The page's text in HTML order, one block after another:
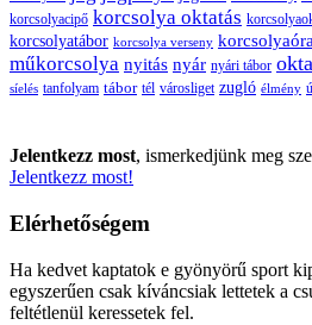
korcsolyacipő korcsolya oktatás
korcsolyatábor korcsolya verseny
műkorcsolya nyitás nyár nyári tábor
síelés tanfolyam tábor tél városliget zugló élmény
Jelentkezz most, ismerkedjünk meg
Jelentkezz most!
Elérhetőségem
Ha kedvet kaptatok e gyönyörű sport
egyszerűen csak kíváncsiak lettetek a
feltétlenül keressetek fel.